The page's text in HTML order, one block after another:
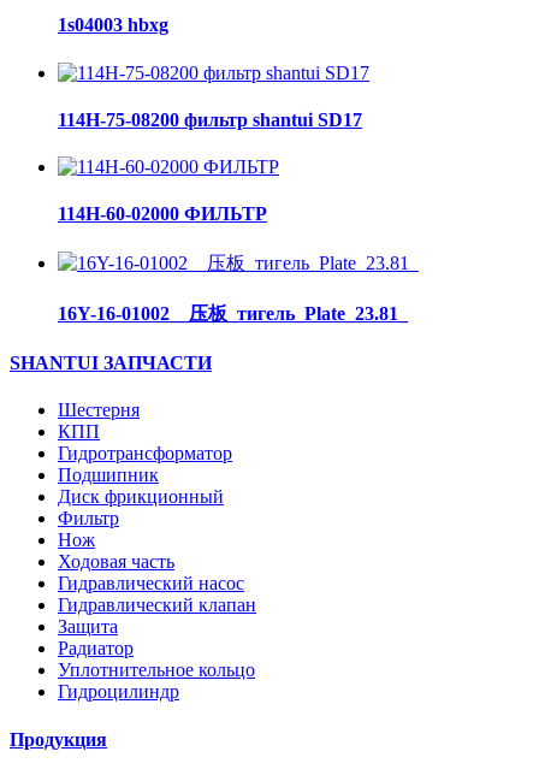
1s04003 hbxg
114H-75-08200 фильтр shantui SD17
114H-60-02000 ФИЛЬТР
16Y-16-01002__压板_тигель_Plate_23.81_
SHANTUI ЗАПЧАСТИ
Шестерня
КПП
Гидротрансформатор
Подшипник
Диск фрикционный
Фильтр
Нож
Ходовая часть
Гидравлический насос
Гидравлический клапан
Защита
Радиатор
Уплотнительное кольцо
Гидроцилиндр
Продукция